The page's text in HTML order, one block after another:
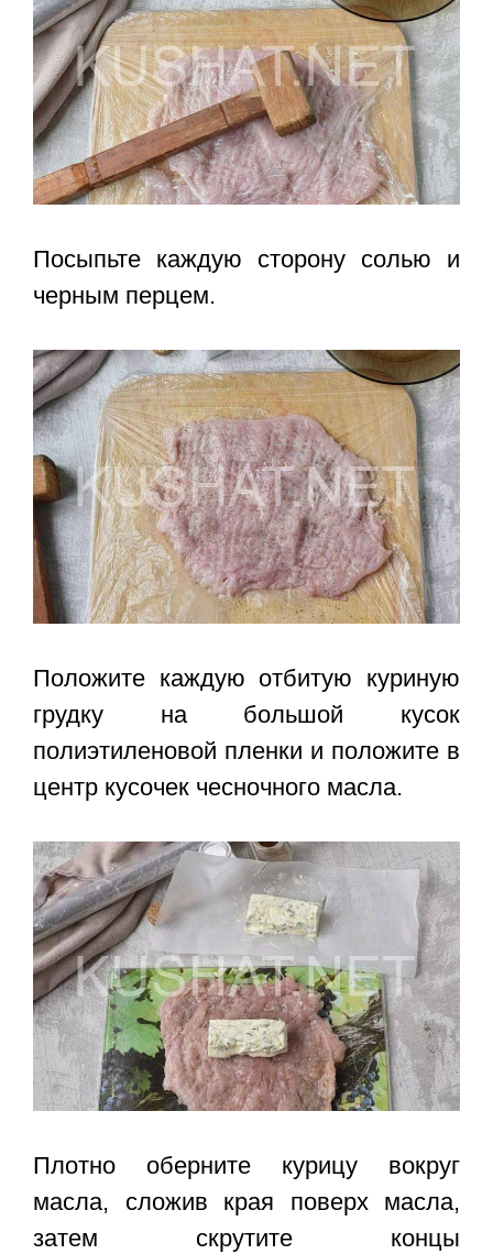
Посыпьте каждую сторону солью и
черным перцем.
Положите каждую отбитую куриную
грудку на большой кусок
полиэтиленовой пленки и положите в
центр кусочек чесночного масла.
Плотно оберните курицу вокруг
масла, сложив края поверх масла,
затем скрутите концы